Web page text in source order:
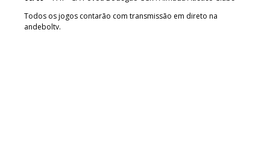
Todos os jogos contarão com transmissão em direto na
andeboltv.